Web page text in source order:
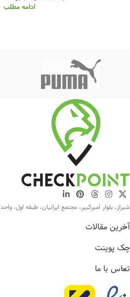
ادامه مطلب
شیراز، بلوار امیرکبیر، مجتمع ایرانیان، طبقه اول، واحد F32
آخرین مقالات
چک پوینت
تماس با ما